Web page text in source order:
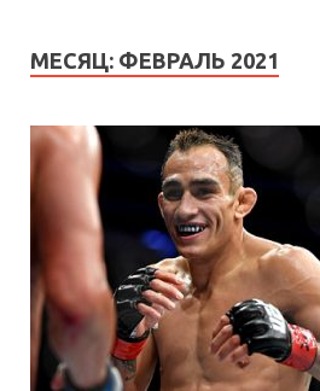
МЕСЯЦ: ФЕВРАЛЬ 2021